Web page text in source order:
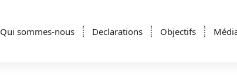
Qui sommes-nous Declarations Objectifs